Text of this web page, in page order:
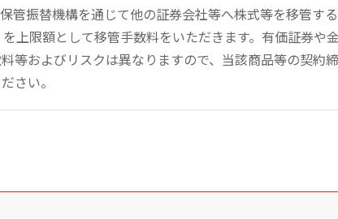
管振替機構を通じて他の証券会社等へ株式等を移管す
上限額として移管手数料をいただきます。有価証券や
等およびリスクは異なりますので、当該商品等の契約
さい。